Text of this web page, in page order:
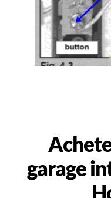
garage